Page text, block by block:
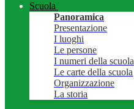
Scuola
Panoramica
Presentazione
I luoghi
Le persone
I numeri della scuola
Le carte della scuola
Organizzazione
La storia